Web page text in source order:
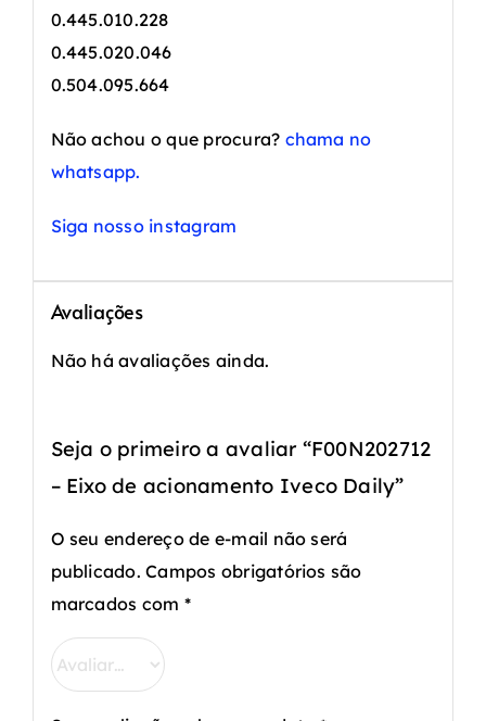
0.445.010.228
0.445.020.046
0.504.095.664
Não achou o que procura? chama no
whatsapp.
Siga nosso instagram
Avaliações
Não há avaliações ainda.
Seja o primeiro a avaliar “F00N202712
– Eixo de acionamento Iveco Daily”
O seu endereço de e-mail não será
publicado. Campos obrigatórios são
marcados com *